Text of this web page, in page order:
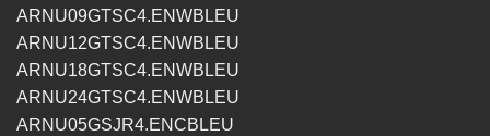
ARNU09GTSC4.ENWBLEU
ARNU12GTSC4.ENWBLEU
ARNU18GTSC4.ENWBLEU
ARNU24GTSC4.ENWBLEU
ARNU05GSJR4.ENCBLEU